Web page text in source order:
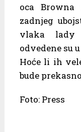
oca
zadnjeg
vlaka lady
odvedene su
Hoće li ih
bude
Foto: Press